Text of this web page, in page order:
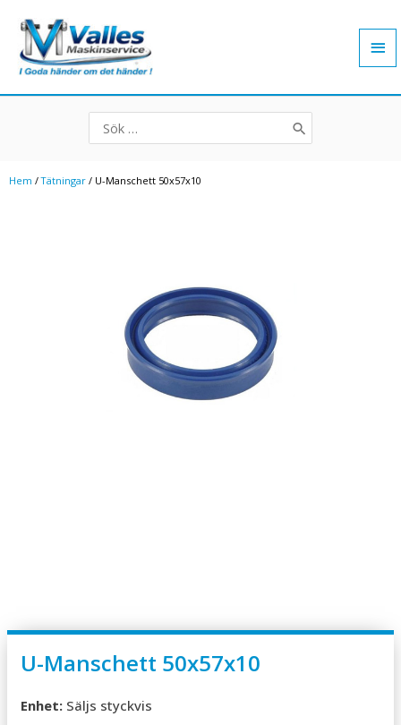
innehåll
Search
for:
Hem /Tätningar / U-Manschett 50x57x10
U-Manschett 50x57x10
Enhet: Säljs styckvis